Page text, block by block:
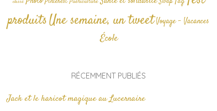
classé Puériculture
produitsUne semaine, un tweetVoyage - Vacances
École
RÉCEMMENT PUBLIÉS
Jack et le haricot magique au Lucernaire